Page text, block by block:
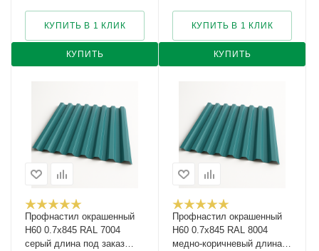
КУПИТЬ
КУПИТЬ В 1 КЛИК
КУПИТЬ
КУПИТЬ В 1 КЛИК
Профнастил окрашенный
Н60 0.7х845 RAL 7004
серый длина под заказ
Профнастил окрашенный
Н60 0.7х845 RAL 8004
медно-коричневый длина